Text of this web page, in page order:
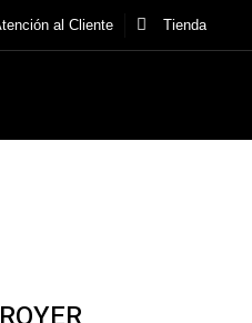
al Cliente Tienda